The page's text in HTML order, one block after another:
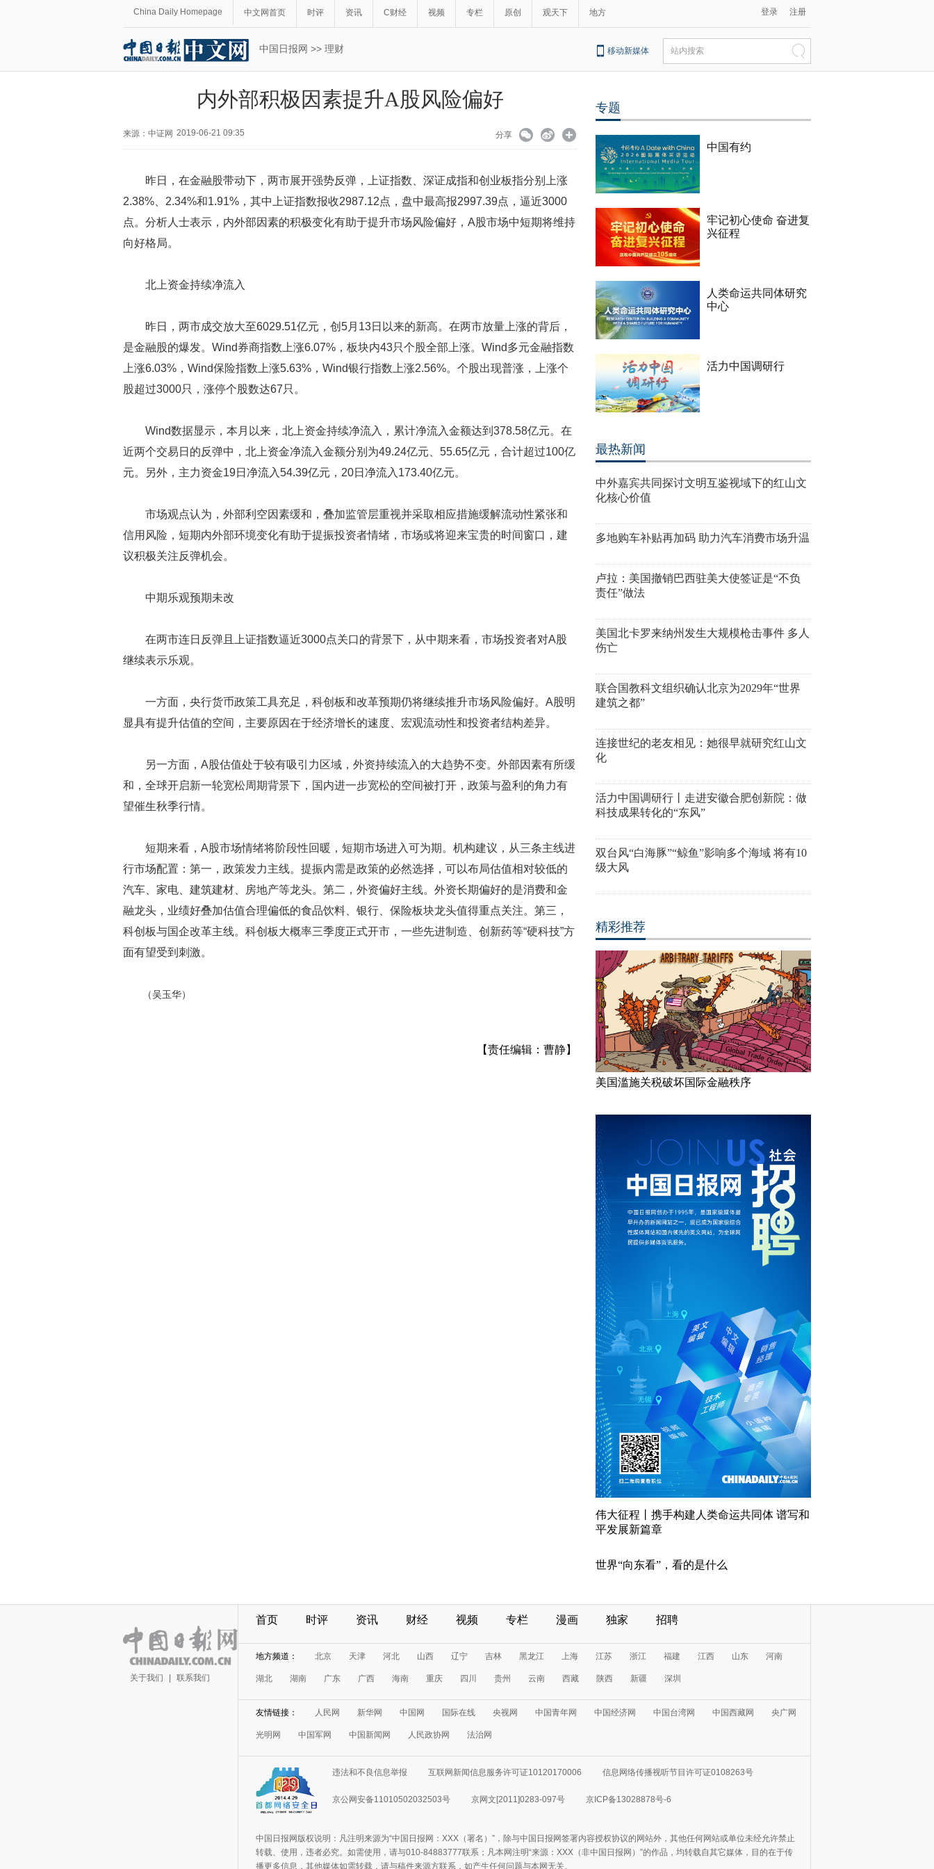
China Daily Homepage 中文网首页 时评 资讯 C财经 视频 专栏 原创 观天下 地方 登录 注册
中国日报网 >> 理财 移动新媒体 站内搜索
内外部积极因素提升A股风险偏好
来源： 中证网 2019-06-21 09:35 分享
昨日，在金融股带动下，两市展开强势反弹，上证指数、深证成指和创业板指分别上涨
2.38%、2.34%和1.91%，其中上证指数报收2987.12点，盘中最高报2997.39点，逼近3000
点。分析人士表示，内外部因素的积极变化有助于提升市场风险偏好，A股市场中短期将维持
向好格局。
北上资金持续净流入
昨日，两市成交放大至6029.51亿元，创5月13日以来的新高。在两市放量上涨的背后，
是金融股的爆发。Wind券商指数上涨6.07%，板块内43只个股全部上涨。Wind多元金融指数
上涨6.03%，Wind保险指数上涨5.63%，Wind银行指数上涨2.56%。个股出现普涨，上涨个
股超过3000只，涨停个股数达67只。
Wind数据显示，本月以来，北上资金持续净流入，累计净流入金额达到378.58亿元。在
近两个交易日的反弹中，北上资金净流入金额分别为49.24亿元、55.65亿元，合计超过100亿
元。另外，主力资金19日净流入54.39亿元，20日净流入173.40亿元。
市场观点认为，外部利空因素缓和，叠加监管层重视并采取相应措施缓解流动性紧张和
信用风险，短期内外部环境变化有助于提振投资者情绪，市场或将迎来宝贵的时间窗口，建
议积极关注反弹机会。
中期乐观预期未改
在两市连日反弹且上证指数逼近3000点关口的背景下，从中期来看，市场投资者对A股
继续表示乐观。
一方面，央行货币政策工具充足，科创板和改革预期仍将继续推升市场风险偏好。A股明
显具有提升估值的空间，主要原因在于经济增长的速度、宏观流动性和投资者结构差异。
另一方面，A股估值处于较有吸引力区域，外资持续流入的大趋势不变。外部因素有所缓
和，全球开启新一轮宽松周期背景下，国内进一步宽松的空间被打开，政策与盈利的角力有
望催生秋季行情。
短期来看，A股市场情绪将阶段性回暖，短期市场进入可为期。机构建议，从三条主线进
行市场配置：第一，政策发力主线。提振内需是政策的必然选择，可以布局估值相对较低的
汽车、家电、建筑建材、房地产等龙头。第二，外资偏好主线。外资长期偏好的是消费和金
融龙头，业绩好叠加估值合理偏低的食品饮料、银行、保险板块龙头值得重点关注。第三，
科创板与国企改革主线。科创板大概率三季度正式开市，一些先进制造、创新药等“硬科技”方
面有望受到刺激。
（吴玉华）
【责任编辑：曹静】
专题
中国有约
牢记初心使命 奋进复
兴征程
人类命运共同体研究
中心
活力中国调研行
最热新闻
中外嘉宾共同探讨文明互鉴视域下的红山文
化核心价值
多地购车补贴再加码 助力汽车消费市场升温
卢拉：美国撤销巴西驻美大使签证是“不负
责任”做法
美国北卡罗来纳州发生大规模枪击事件 多人
伤亡
联合国教科文组织确认北京为2029年“世界
建筑之都”
连接世纪的老友相见：她很早就研究红山文
化
活力中国调研行丨走进安徽合肥创新院：做
科技成果转化的“东风”
双台风“白海豚”“鲸鱼”影响多个海域 将有10
级大风
精彩推荐
美国滥施关税破坏国际金融秩序
伟大征程丨携手构建人类命运共同体 谱写和
平发展新篇章
世界“向东看”，看的是什么
关于我们 联系我们
首页 时评 资讯 财经 视频 专栏 漫画 独家 招聘
地方频道： 北京 天津 河北 山西 辽宁 吉林 黑龙江 上海 江苏 浙江 福建 江西 山东 河南
湖北 湖南 广东 广西 海南 重庆 四川 贵州 云南 西藏 陕西 新疆 深圳
友情链接： 人民网 新华网 中国网 国际在线 央视网 中国青年网 中国经济网 中国台湾网 中国西藏网 央广网
光明网 中国军网 中国新闻网 人民政协网 法治网
违法和不良信息举报 互联网新闻信息服务许可证10120170006 信息网络传播视听节目许可证0108263号
京公网安备11010502032503号 京网文[2011]0283-097号 京ICP备13028878号-6
中国日报网版权说明：凡注明来源为“中国日报网：XXX（署名）”，除与中国日报网签署内容授权协议的网站外，其他任何网站或单位未经允许禁止
转载、使用，违者必究。如需使用，请与010-84883777联系；凡本网注明“来源：XXX（非中国日报网）”的作品，均转载自其它媒体，目的在于传
播更多信息，其他媒体如需转载，请与稿件来源方联系，如产生任何问题与本网无关。